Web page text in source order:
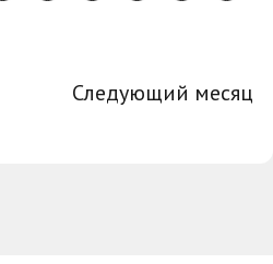
Следующий месяц